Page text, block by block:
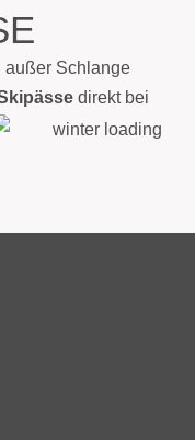
außer Schlange
direkt bei